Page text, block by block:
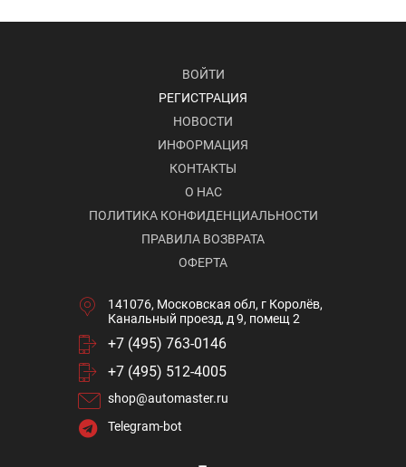
ВОЙТИ
РЕГИСТРАЦИЯ
НОВОСТИ
ИНФОРМАЦИЯ
КОНТАКТЫ
О НАС
ПОЛИТИКА КОНФИДЕНЦИАЛЬНОСТИ
ПРАВИЛА ВОЗВРАТА
ОФЕРТА
141076, Московская обл, г Королёв,
Канальный проезд, д 9, помещ 2
+7 (495) 763-0146
+7 (495) 512-4005
shop@automaster.ru
Telegram-bot